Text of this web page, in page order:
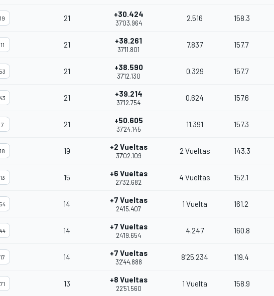
19 21 +30.424
37'03.964
2.516 158.3
11 21 +38.261
37'11.801
7.837 157.7
53 21 +38.590
37'12.130
0.329 157.7
43 21 +39.214
37'12.754
0.624 157.6
7 21 +50.605
37'24.145
11.391 157.3
18 19 +2 Vueltas
37'02.109
2 Vueltas 143.3
13 15 +6 Vueltas
27'32.682
4 Vueltas 152.1
54 14 +7 Vueltas
24'15.407
1 Vuelta 161.2
44 14 +7 Vueltas
24'19.654
4.247 160.8
17 14 +7 Vueltas
32'44.888
8'25.234 119.4
71 13 +8 Vueltas
22'51.560
1 Vuelta 158.9